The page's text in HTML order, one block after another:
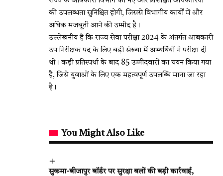
की उपलब्धता सुनिश्चित होगी, जिससे विभागीय कार्यों में और
अधिक मजबूती आने की उम्मीद है।
उल्लेखनीय है कि राज्य सेवा परीक्षा 2024 के अंतर्गत आबकारी
उप निरीक्षक पद के लिए बड़ी संख्या में अभ्यर्थियों ने परीक्षा दी
थी। कड़ी प्रतिस्पर्धा के बाद 85 उम्मीदवारों का चयन किया गया
है, जिसे युवाओं के लिए एक महत्वपूर्ण उपलब्धि माना जा रहा
है।
You Might Also Like
सुकमा-बीजापुर बॉर्डर पर सुरक्षा बलों की बड़ी कार्रवाई,